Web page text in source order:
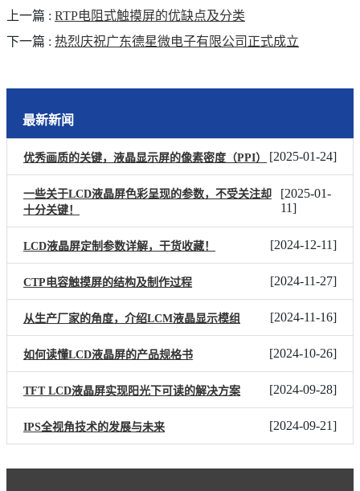
上一篇 : RTP电阻式触摸屏的优缺点及分类
下一篇 : 热烈庆祝广东德星微电子有限公司正式成立
最新新闻
优秀画质的关键，液晶显示屏的像素密度（PPI） [2025-01-24]
一些关于LCD液晶屏色彩呈现的参数，不受关注却
十分关键！
[2025-01-
11]
LCD液晶屏定制参数详解，干货收藏！ [2024-12-11]
CTP电容触摸屏的结构及制作过程 [2024-11-27]
从生产厂家的角度，介绍LCM液晶显示模组 [2024-11-16]
如何读懂LCD液晶屏的产品规格书 [2024-10-26]
TFT LCD液晶屏实现阳光下可读的解决方案 [2024-09-28]
IPS全视角技术的发展与未来 [2024-09-21]